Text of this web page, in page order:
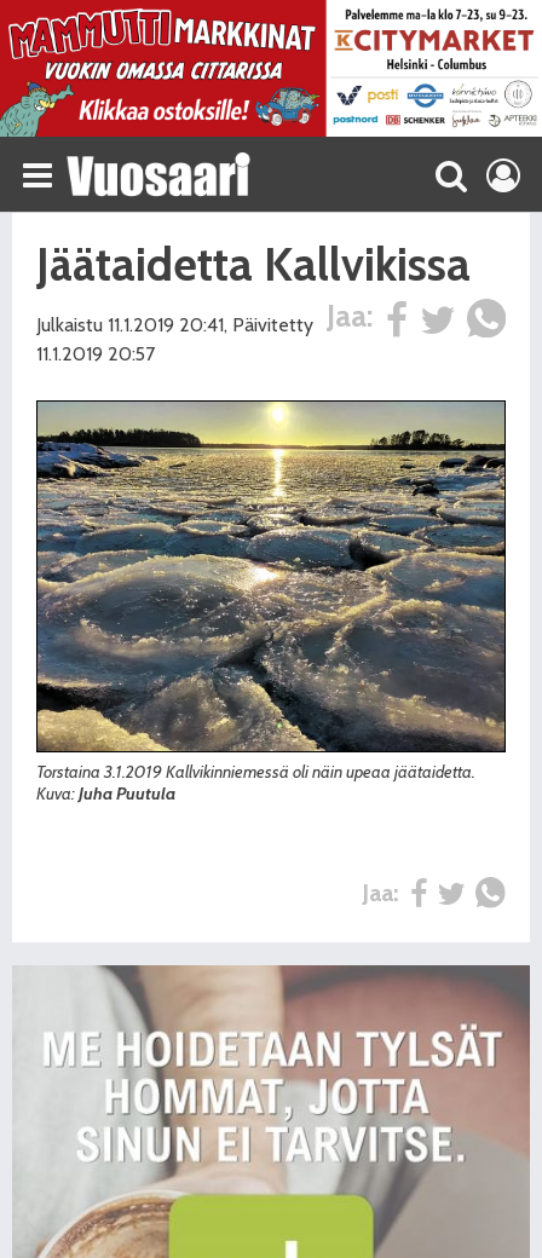
Jäätaidetta Kallvikissa
Jaa:
Julkaistu 11.1.2019 20:41, Päivitetty
11.1.2019 20:57
Torstaina 3.1.2019 Kallvikinniemessä oli näin upeaa jäätaidetta.
Kuva:Juha Puutula
Jaa: